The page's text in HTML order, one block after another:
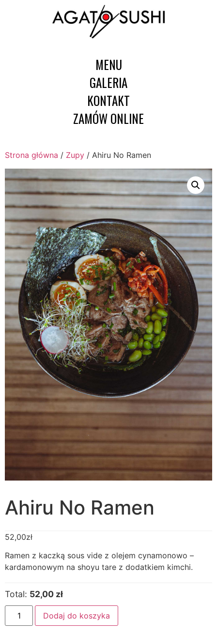
MENU
GALERIA
KONTAKT
ZAMÓW ONLINE
Strona główna / Zupy / Ahiru No Ramen
Ahiru No Ramen
52,00zł
Ramen z kaczką sous vide z olejem cynamonowo –
kardamonowym na shoyu tare z dodatkiem kimchi.
Total: 52,00 zł
Dodaj do koszyka